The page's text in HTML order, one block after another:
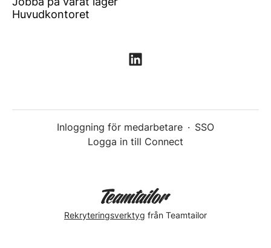
Huvudkontoret
Inloggning för medarbetare · SSO
Logga in till Connect
Rekryteringsverktyg från Teamtailor